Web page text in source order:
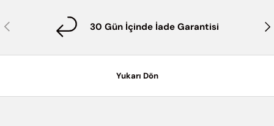
Önceki 30 Gün İçinde İade Garantisi
Yukarı Dön